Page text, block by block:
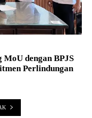
MoU dengan BPJS
Perlindungan